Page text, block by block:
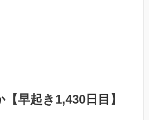
早起き1,430日目】